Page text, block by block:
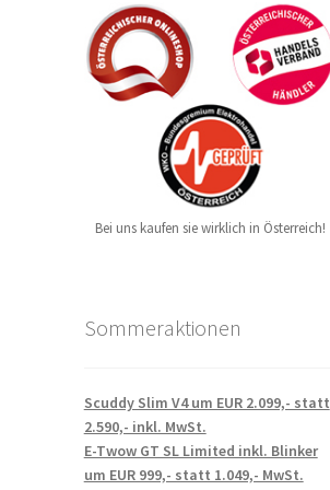
Bei uns kaufen sie wirklich in Österreich!
Sommeraktionen
Scuddy Slim V4 um EUR 2.099,- statt
2.590,- inkl. MwSt.
E-Twow GT SL Limited inkl. Blinker
um EUR 999,- statt 1.049,- MwSt.